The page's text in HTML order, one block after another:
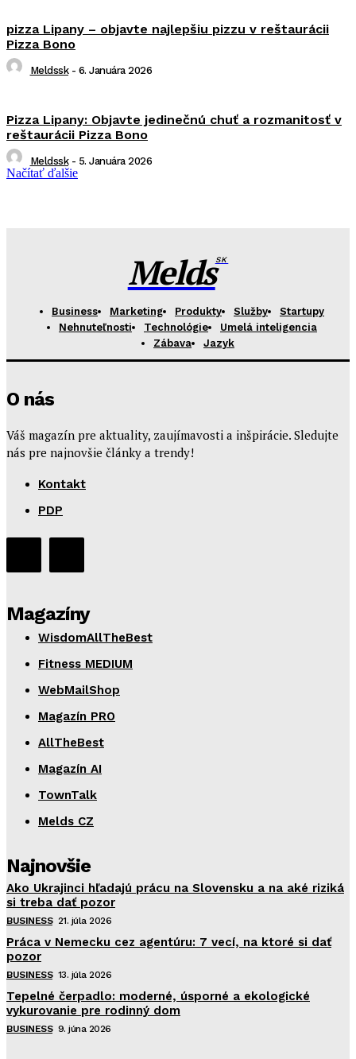
pizza Lipany – objavte najlepšiu pizzu v reštaurácii
Pizza Bono
Meldssk - 6. Januára 2026
Pizza Lipany: Objavte jedinečnú chuť a rozmanitosť v
reštaurácii Pizza Bono
Meldssk - 5. Januára 2026
Načítať ďalšie
MeldsSK
Business Marketing Produkty Služby
Startupy
Nehnuteľnosti
Technológie
Umelá inteligencia
Zábava
Jazyk
O nás
Váš magazín pre aktuality, zaujímavosti a inšpirácie. Sledujte
nás pre najnovšie články a trendy!
Kontakt
PDP
Magazíny
WisdomAllTheBest
Fitness MEDIUM
WebMailShop
Magazín PRO
AllTheBest
Magazín AI
TownTalk
Melds CZ
Najnovšie
Ako Ukrajinci hľadajú prácu na Slovensku a na aké riziká
si treba dať pozor
BUSINESS 21. júla 2026
Práca v Nemecku cez agentúru: 7 vecí, na ktoré si dať
pozor
BUSINESS 13. júla 2026
Tepelné čerpadlo: moderné, úsporné a ekologické
vykurovanie pre rodinný dom
BUSINESS 9. júna 2026